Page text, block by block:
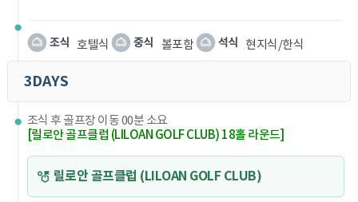
호텔식 볼포함 현지식/한식
3DAYS
조식 후 골프장 이동 00분 소요
[릴로안 골프클럽 (LILOAN GOLF CLUB) 18홀 라운드]
릴로안 골프클럽 (LILOAN GOLF CLUB)